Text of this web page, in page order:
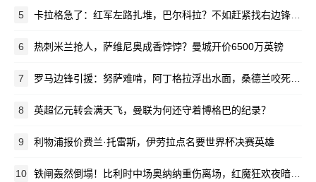
5 卡拉格急了：红军左路扎堆，巴尔科拉？不如赶紧找右边锋接班萨拉赫！
6 热刺米兰抢人，萨维尼奥成香饽饽？曼城开价6500万英镑
7 罗马边锋引援：努萨难啃，阿丁格拉浮出水面，桑德兰咬死3500万
8 英超亿元转会满天飞，曼联为何还守着博格巴的纪录？
9 利物浦报价费兰·托雷斯，伊劳拉点名要世界杯决赛英雄
10 铁闸轰然倒塌！比利时中场奥纳纳重伤离场，红魔狂欢夜暗藏悲情